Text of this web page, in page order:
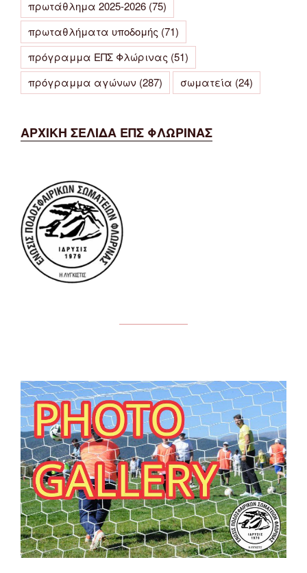
πρωτάθλημα 2025-2026 (75)
πρωταθλήματα υποδομής (71)
πρόγραμμα ΕΠΣ Φλώρινας (51)
πρόγραμμα αγώνων (287) σωματεία (24)
ΑΡΧΙΚΗ ΣΕΛΙΔΑ ΕΠΣ ΦΛΩΡΙΝΑΣ